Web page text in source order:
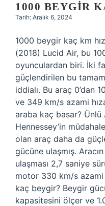
1000 BEYGIR
Tarih: Aralık 6, 2024
1000 beygir kaç km
(2018) Lucid Air, bu
oyunculardan biri. İki
güçlendirilen bu
iddialı. Bu araç 0’dan
ve 349 km/s azami
araba kaç basar?
Hennessey’in
olan araç daha da
gücüne ulaşmış.
ulaşması 2,7 saniye
motor 330 km/s azami
kaç beygir? Beygir
kapasitesini ölçer ve